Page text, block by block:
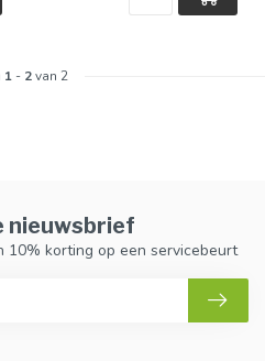
1 - 2van 2
nieuwsbrief
10% korting op een servicebeurt